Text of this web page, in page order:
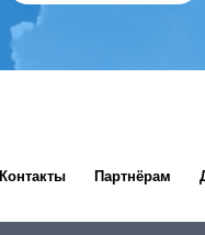
Контакты Партнёрам